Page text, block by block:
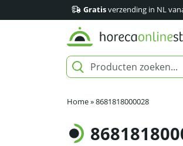
Gratisverzending in NL
Home»8681818000028